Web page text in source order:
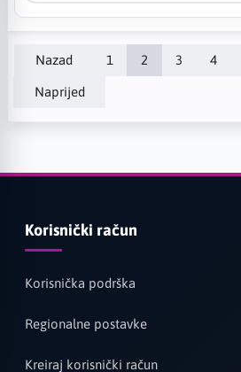
Nazad 1 2 3 4
Naprijed
Korisnički račun
Korisnička podrška
Regionalne postavke
Kreiraj korisnički račun